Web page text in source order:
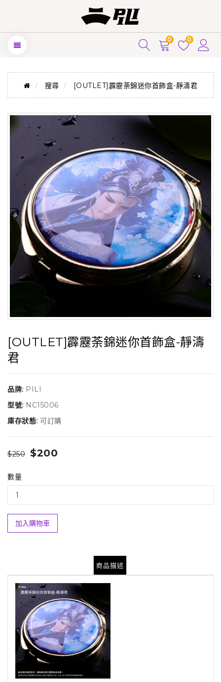
0 0
搜尋 [OUTLET]霹靂荼錦迷你首飾盒-靜濤君
[OUTLET]霹靂荼錦迷你首飾盒-靜濤
君
品牌: PILI
型號: NC15006
庫存狀態: 可訂購
$250 $200
數量
加入購物車
商品描述